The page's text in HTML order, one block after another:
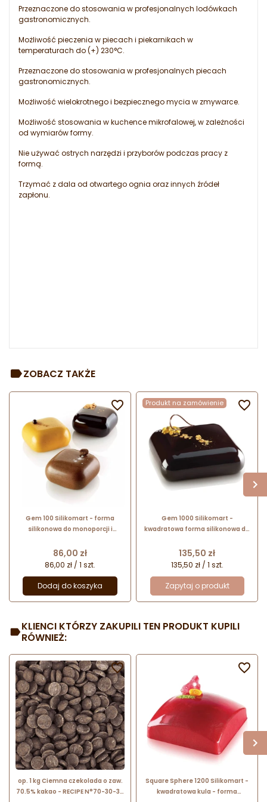
Przeznaczone do stosowania w profesjonalnych lodówkach
gastronomicznych.
Możliwość pieczenia w piecach i piekarnikach w
temperaturach do (+) 230°C.
Przeznaczone do stosowania w profesjonalnych piecach
gastronomicznych.
Możliwość wielokrotnego i bezpiecznego mycia w zmywarce.
Możliwość stosowania w kuchence mikrofalowej, w zależności
od wymiarów formy.
Nie używać ostrych narzędzi i przyborów podczas pracy z
formą.
Trzymać z dala od otwartego ognia oraz innych źródeł
zapłonu.
ZOBACZ TAKŻE
Gem 100 Silikomart - forma
silikonowa do monoporcji i
mm / poj. 100 ml x 8 porcji
Cena
86,00 zł
86,00 zł / 1 szt.
Dodaj do koszyka
 Produkt na zamówienie
Gem 1000 Silikomart -
kwadratowa forma silikonowa do
mm / poj. 1000 ml
Cena
135,50 zł
135,50 zł / 1 szt.
Zapytaj o produkt

KLIENCI KTÓRZY ZAKUPILI TEN PRODUKT KUPILI
RÓWNIEŻ:
op. 1 kg Ciemna czekolada o zaw.
70.5% kakao - RECIPE N°70-30-38

Square Sphere 1200 Silikomart -
kwadratowa kula - forma
